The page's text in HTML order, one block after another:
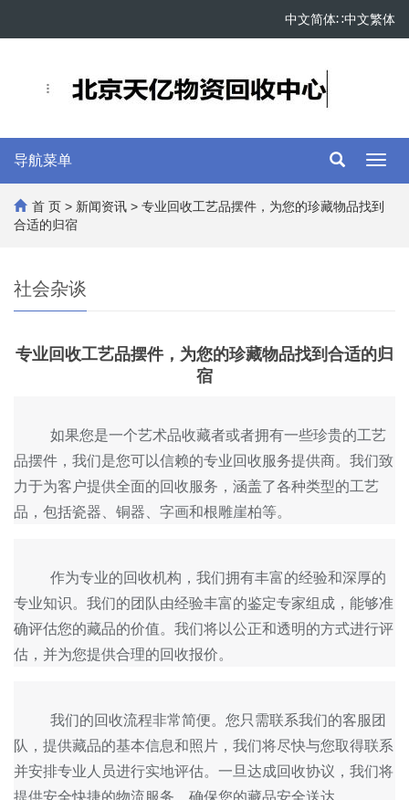
中文繁体
∷
中文简体
导航菜单
首 页 > 新闻资讯 > 专业回收工艺品摆件，为您的珍藏物品找到
合适的归宿
社会杂谈
专业回收工艺品摆件，为您的珍藏物品找到合适的归
宿
品摆件，我们是您可以信赖的专业回收服务提供商。我们致
力于为客户提供全面的回收服务，涵盖了各种类型的工艺
专业知识。我们的团队由经验丰富的鉴定专家组成，能够准
确评估您的藏品的价值。我们将以公正和透明的方式进行评
队，提供藏品的基本信息和照片，我们将尽快与您取得联系
并安排专业人员进行实地评估。一旦达成回收协议，我们将